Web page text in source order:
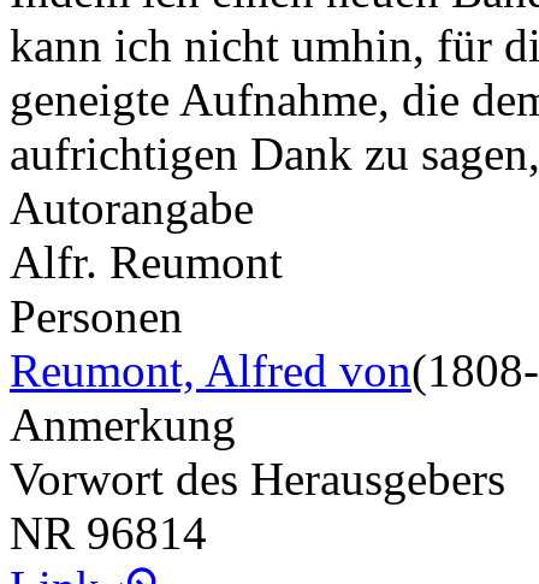
kann ich nicht umhin, für
geneigte Aufnahme, die
aufrichtigen Dank zu
Autorangabe
Alfr. Reumont
Personen
Reumont, Alfred von
Anmerkung
Vorwort des Herausgebers
NR 96814